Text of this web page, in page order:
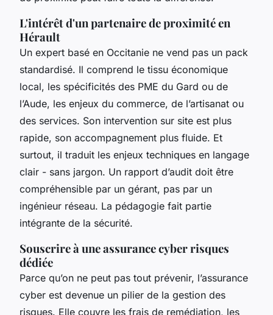
L'intérêt d'un partenaire de proximité en
Hérault
Un expert basé en Occitanie ne vend pas un pack
standardisé. Il comprend le tissu économique
local, les spécificités des PME du Gard ou de
l’Aude, les enjeux du commerce, de l’artisanat ou
des services. Son intervention sur site est plus
rapide, son accompagnement plus fluide. Et
surtout, il traduit les enjeux techniques en langage
clair - sans jargon. Un rapport d’audit doit être
compréhensible par un gérant, pas par un
ingénieur réseau. La pédagogie fait partie
intégrante de la sécurité.
Souscrire à une assurance cyber risques
dédiée
Parce qu’on ne peut pas tout prévenir, l’assurance
cyber est devenue un pilier de la gestion des
risques. Elle couvre les frais de remédiation, les